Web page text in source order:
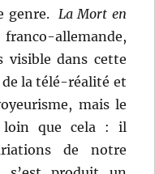
genre. La Mort en
allemande,
visible dans cette
la télé-réalité et
mais le
loin que cela : il
de notre